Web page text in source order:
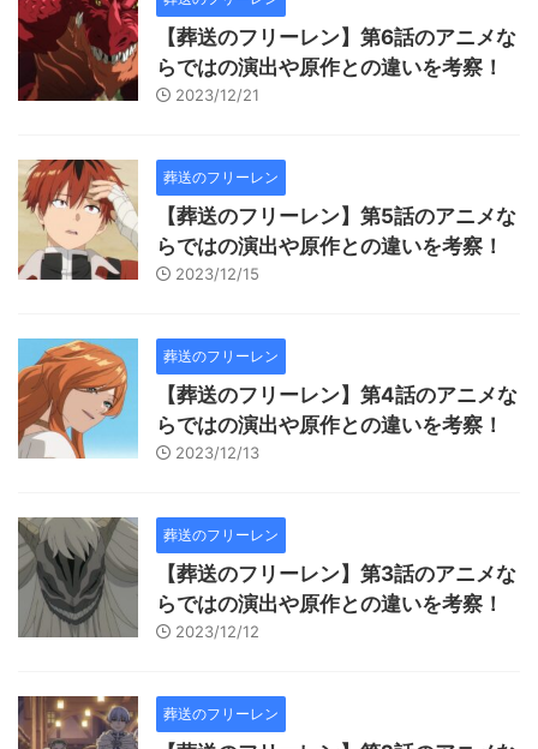
【葬送のフリーレン】第6話のアニメな
らではの演出や原作との違いを考察！
2023/12/21
葬送のフリーレン
【葬送のフリーレン】第5話のアニメな
らではの演出や原作との違いを考察！
2023/12/15
葬送のフリーレン
【葬送のフリーレン】第4話のアニメな
らではの演出や原作との違いを考察！
2023/12/13
葬送のフリーレン
【葬送のフリーレン】第3話のアニメな
らではの演出や原作との違いを考察！
2023/12/12
葬送のフリーレン